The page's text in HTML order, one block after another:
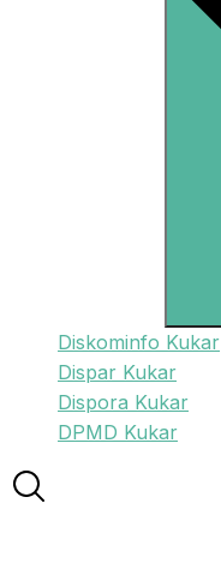
Diskominfo Kukar
Dispar Kukar
Dispora Kukar
DPMD Kukar